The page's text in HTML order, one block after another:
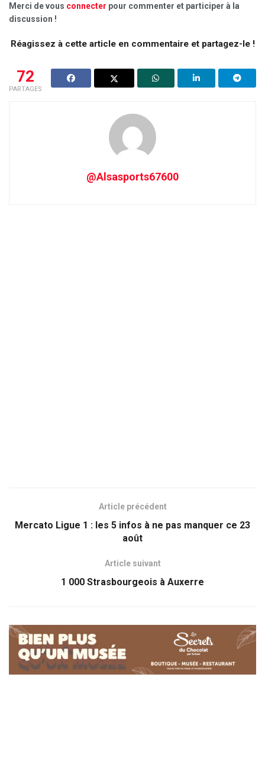
Merci de vous connecter pour commenter et participer à la
discussion !
Réagissez à cette article en commentaire et partagez-le !
72
PARTAGES
@Alsasports67600
Article précédent
Mercato Ligue 1 : les 5 infos à ne pas manquer ce 23
août
Article suivant
1 000 Strasbourgeois à Auxerre